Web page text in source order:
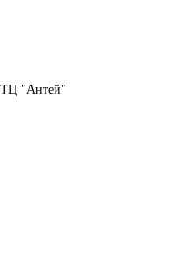
ТЦ "Антей"